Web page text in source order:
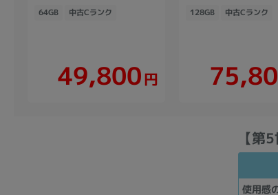
64GB 中古Cランク
49,800円
128GB 中古Cランク
【
使用感